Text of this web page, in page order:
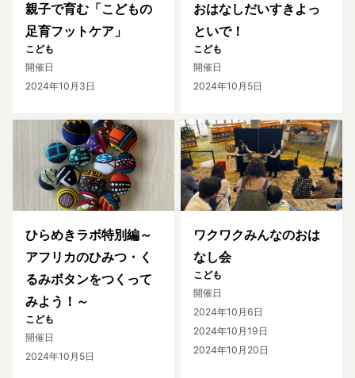
親子で育む「こどもの
足育フットケア」
こども
開催日
2024年10月3日
おはなしだいすきよっ
といで！
こども
開催日
2024年10月5日
ひらめきラボ特別編～
アフリカのひみつ・く
るみボタンをつくって
みよう！～
こども
開催日
2024年10月5日
ワクワクみんなのおは
なし会
こども
開催日
2024年10月6日
2024年10月19日
2024年10月20日